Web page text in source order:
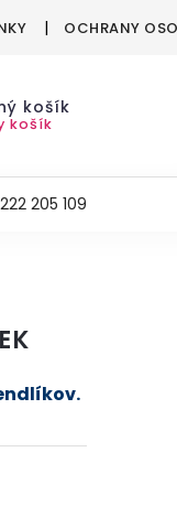
OCHRANY
košík
košík
MÓDA
205 109